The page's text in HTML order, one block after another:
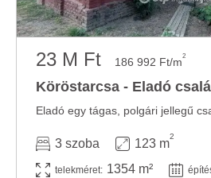
23 M Ft 186 992 Ft/m2
Köröstarcsa - Eladó
3 szoba 123 m
2
telekméret: 1354 m²